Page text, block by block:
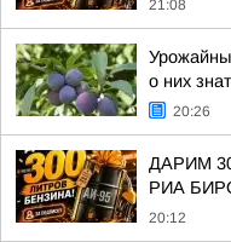
21:08
о них
20:26
ДАРИМ
РИА
20:12